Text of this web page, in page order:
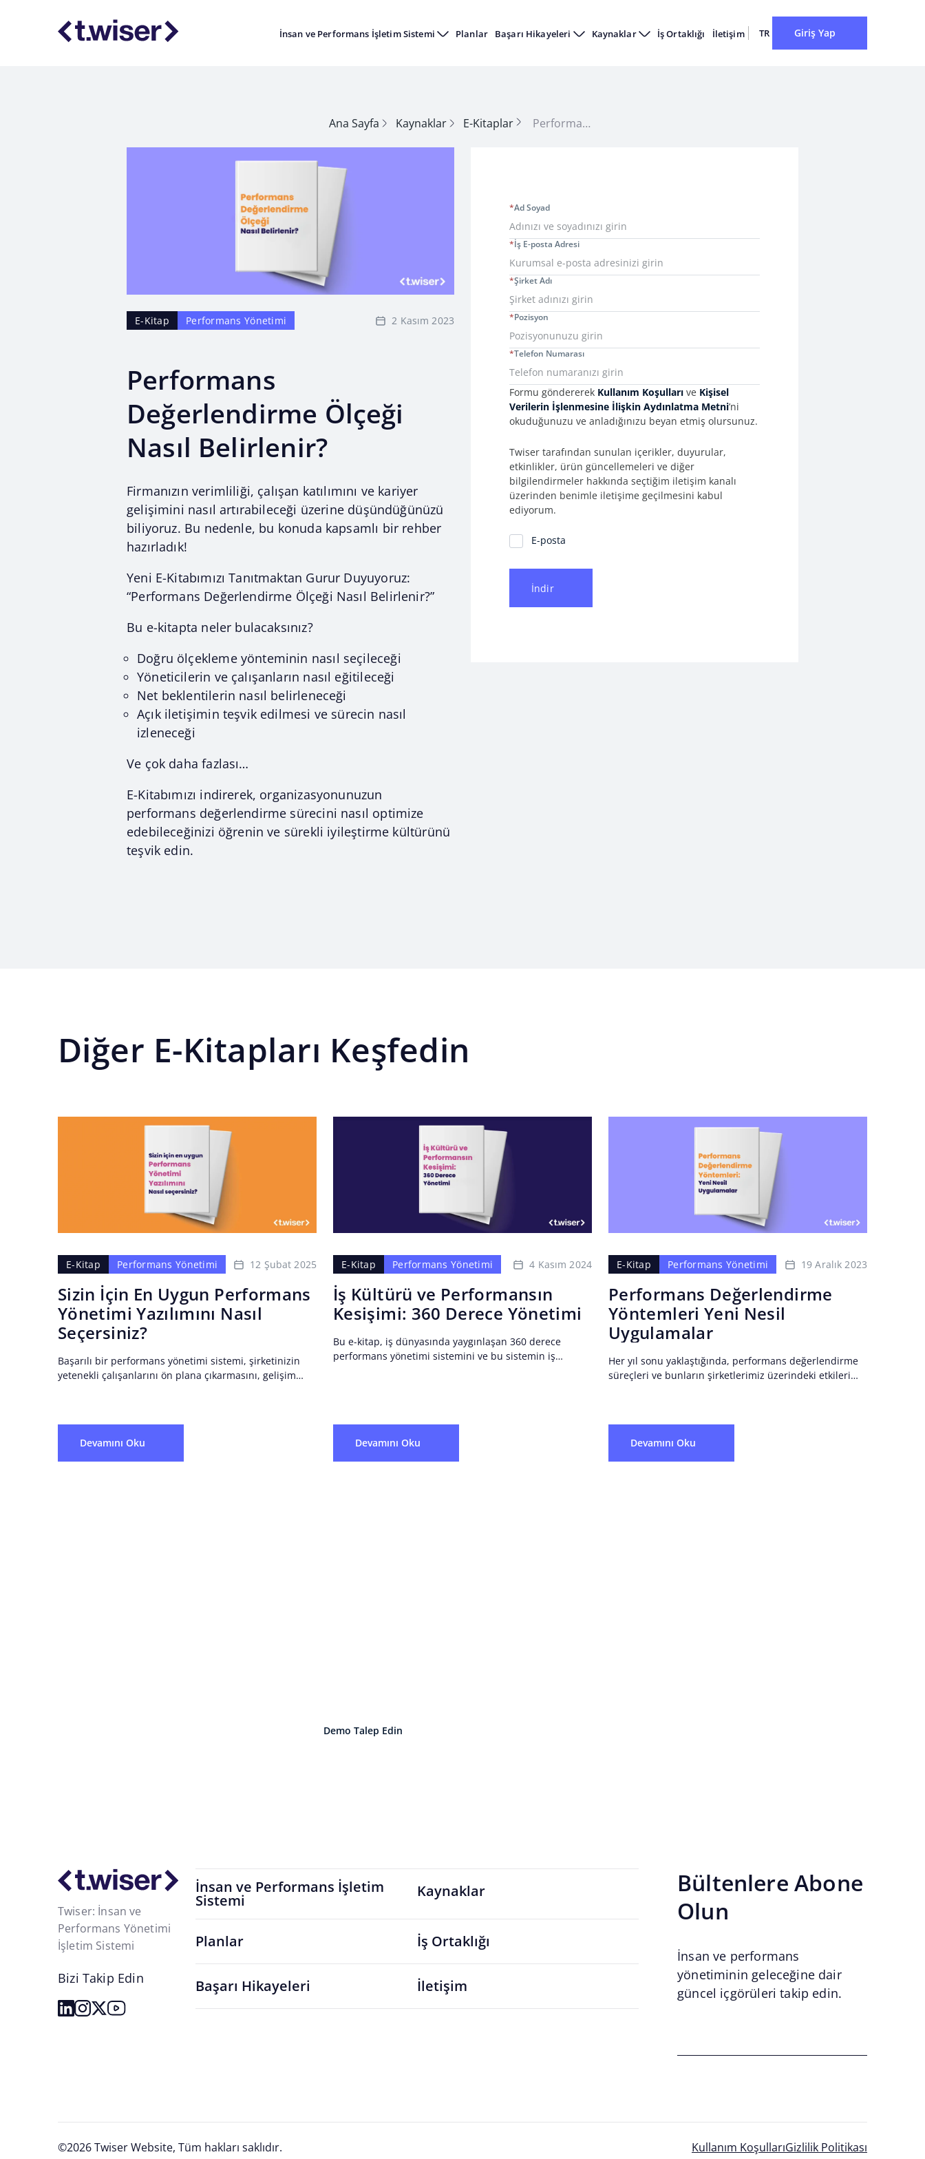
İnsan ve Performans İşletim Sistemi Planlar Başarı Hikayeleri Kaynaklar İş Ortaklığı İletişim TR Giriş Yap
Ana Sayfa Kaynaklar E-Kitaplar Performans Değerlendirme Ölçeği Nasıl Belirlenir?
E-Kitap Performans Yönetimi 2 Kasım 2023
Performans
Değerlendirme Ölçeği
Nasıl Belirlenir?
Firmanızın verimliliği, çalışan katılımını ve kariyer
gelişimini nasıl artırabileceği üzerine düşündüğünüzü
biliyoruz. Bu nedenle, bu konuda kapsamlı bir rehber
hazırladık!
Yeni E-Kitabımızı Tanıtmaktan Gurur Duyuyoruz:
“Performans Değerlendirme Ölçeği Nasıl Belirlenir?”
Bu e-kitapta neler bulacaksınız?
Doğru ölçekleme yönteminin nasıl seçileceği
Yöneticilerin ve çalışanların nasıl eğitileceği
Net beklentilerin nasıl belirleneceği
Açık iletişimin teşvik edilmesi ve sürecin nasıl
izleneceği
Ve çok daha fazlası…
E-Kitabımızı indirerek, organizasyonunuzun
performans değerlendirme sürecini nasıl optimize
edebileceğinizi öğrenin ve sürekli iyileştirme kültürünü
teşvik edin.
Ad Soyad
*
İş E-posta Adresi
*
Şirket Adı
*
Pozisyon
*
Telefon Numarası
*
Consent Information
Formu göndererek Kullanım Koşulları ve Kişisel
Verilerin İşlenmesine İlişkin Aydınlatma Metni’ni
okuduğunuzu ve anladığınızu beyan etmiş olursunuz.
Twiser tarafından sunulan içerikler, duyurular,
etkinlikler, ürün güncellemeleri ve diğer
bilgilendirmeler hakkında seçtiğim iletişim kanalı
üzerinden benimle iletişime geçilmesini kabul
ediyorum.
İletişim Tercihleri
E-posta
İndir
Diğer E-Kitapları Keşfedin
E-Kitap Performans Yönetimi 12 Şubat 2025
Sizin İçin En Uygun Performans
Yönetimi Yazılımını Nasıl
Seçersiniz?
Başarılı bir performans yönetimi sistemi, şirketinizin
yetenekli çalışanlarını ön plana çıkarmasını, gelişim
Devamını Oku
E-Kitap Performans Yönetimi 4 Kasım 2024
İş Kültürü ve Performansın
Kesişimi: 360 Derece Yönetimi
Bu e-kitap, iş dünyasında yaygınlaşan 360 derece
performans yönetimi sistemini ve bu sistemin iş
Devamını Oku
E-Kitap Performans Yönetimi 19 Aralık 2023
Performans Değerlendirme
Yöntemleri Yeni Nesil
Uygulamalar
Her yıl sonu yaklaştığında, performans değerlendirme
süreçleri ve bunların şirketlerimiz üzerindeki etkileri
Devamını Oku
Demo Talep Edin
Twiser: İnsan ve
Performans Yönetimi
İşletim Sistemi
Bizi Takip Edin
İnsan ve Performans İşletim
Sistemi
Kaynaklar
Planlar İş Ortaklığı
Başarı Hikayeleri İletişim
Bültenlere Abone
Olun
İnsan ve performans
yönetiminin geleceğine dair
güncel içgörüleri takip edin.
©2026 Twiser Website, Tüm hakları saklıdır. Kullanım KoşullarıGizlilik Politikası